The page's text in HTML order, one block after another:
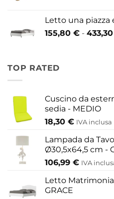
Letto una piazza
155,80 € - 433,30
TOP RATED
Cuscino da
sedia - MEDIO
18,30 € IVA inclusa
Lampada da
Ø30,5x64,5 cm -
106,99 € IVA
Letto
GRACE